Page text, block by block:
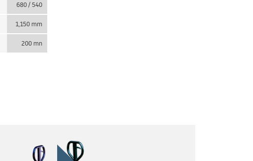
680 / 540
1,150 mm
200 mn